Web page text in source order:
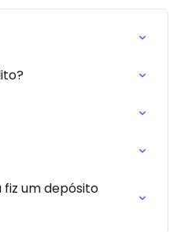
fiz um depósito